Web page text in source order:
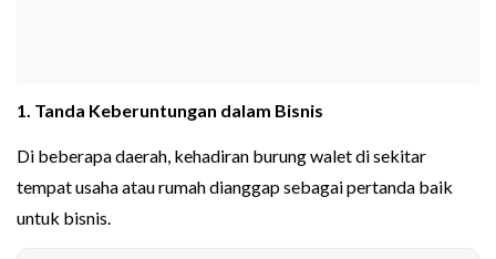
1. Tanda Keberuntungan dalam Bisnis
Di beberapa daerah, kehadiran burung walet di sekitar
tempat usaha atau rumah dianggap sebagai pertanda baik
untuk bisnis.